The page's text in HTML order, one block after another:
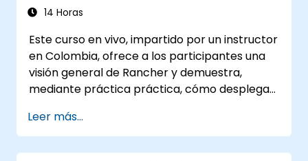
14 Horas
Este curso en vivo, impartido por un instructor
en Colombia, ofrece a los participantes una
visión general de Rancher y demuestra,
mediante práctica práctica, cómo desplegar
Rancher.
Leer más...